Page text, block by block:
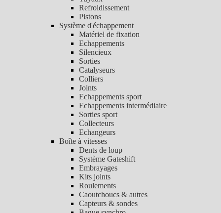
Refroidissement
Pistons
Système d'échappement
Matériel de fixation
Echappements
Silencieux
Sorties
Catalyseurs
Colliers
Joints
Echappements sport
Echappements intermédiaire
Sorties sport
Collecteurs
Echangeurs
Boîte à vitesses
Dents de loup
Système Gateshift
Embrayages
Kits joints
Roulements
Caoutchoucs & autres
Capteurs & sondes